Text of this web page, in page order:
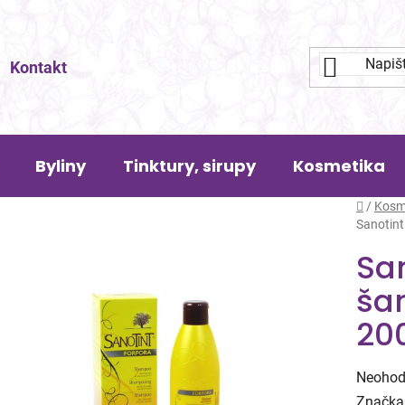
Kontakt
Byliny Tinktury, sirupy Kosmetika
Domů
/